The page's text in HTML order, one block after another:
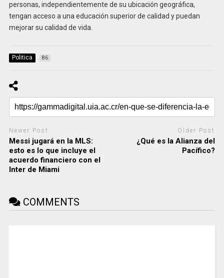
personas, independientemente de su ubicación geográfica,
tengan acceso a una educación superior de calidad y puedan
mejorar su calidad de vida.
Politica 86
Newer Post
Messi jugará en la MLS:
esto es lo que incluye el
acuerdo financiero con el
Inter de Miami
Older Post
¿Qué es la Alianza del
Pacífico?
COMMENTS